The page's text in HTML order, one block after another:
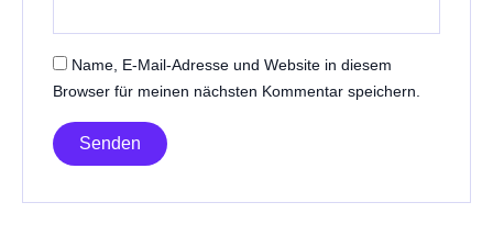
Name, E-Mail-Adresse und Website in diesem
Browser für meinen nächsten Kommentar speichern.